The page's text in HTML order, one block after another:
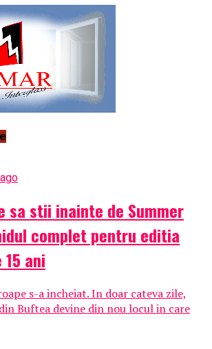
sa stii inainte de Summer
complet pentru editia
ani
s-a incheiat. In doar cateva zile,
Buftea devine din nou locul in care